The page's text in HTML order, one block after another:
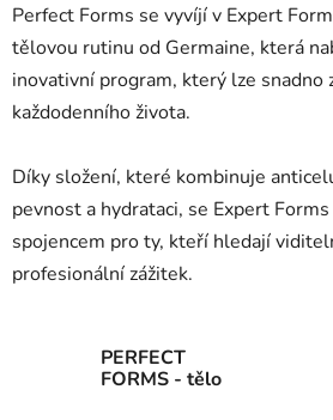
Perfect Forms se vyvíjí v Expert
tělovou rutinu od Germaine, která
inovativní program, který lze snadno
každodenního života.
Díky složení, které kombinuje
pevnost a hydrataci, se Expert
spojencem pro ty, kteří hledají
profesionální zážitek.
PERFECT
FORMS - tělo